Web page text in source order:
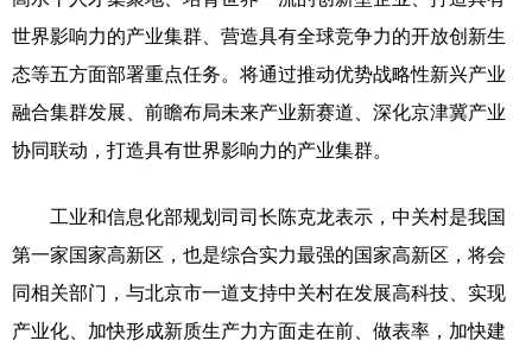
世界影响力的产业集群、营造具有全球竞争力的开放创新生
态等五方面部署重点任务。将通过推动优势战略性新兴产业
融合集群发展、前瞻布局未来产业新赛道、深化京津冀产业
协同联动，打造具有世界影响力的产业集群。
工业和信息化部规划司司长陈克龙表示，中关村是我国
第一家国家高新区，也是综合实力最强的国家高新区，将会
同相关部门，与北京市一道支持中关村在发展高科技、实现
产业化、加快形成新质生产力方面走在前、做表率，加快建